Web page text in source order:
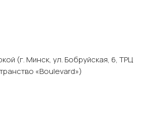
(г. Минск, ул. Бобруйская, 6, ТРЦ
«Boulevard»)